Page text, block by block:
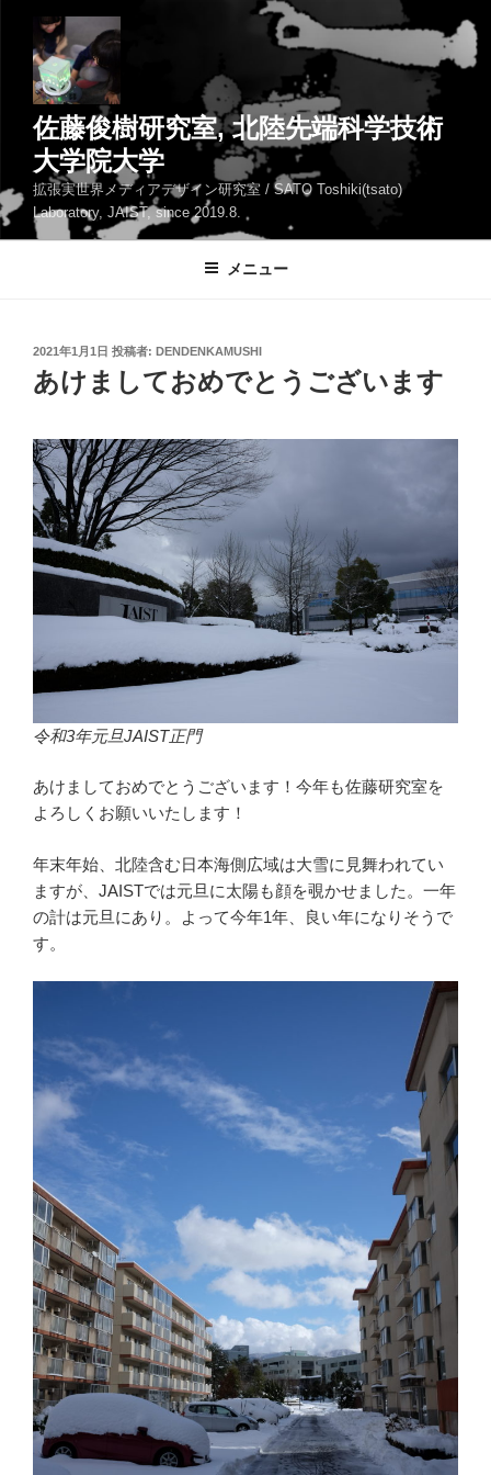
キ
ッ
佐藤俊樹研究室, 北陸先端科学技術
大学院大学
拡張実世界メディアデザイン研究室 / SATO Toshiki(tsato)
Laboratory, JAIST, since 2019.8.
メニュー
投
稿
日:
2021年1月1日 投稿者: DENDENKAMUSHI
あけましておめでとうございます
令和3年元旦JAIST正門
あけましておめでとうございます！今年も佐藤研究室を
よろしくお願いいたします！
年末年始、北陸含む日本海側広域は大雪に見舞われてい
ますが、JAISTでは元旦に太陽も顔を覗かせました。一年
の計は元旦にあり。よって今年1年、良い年になりそうで
す。